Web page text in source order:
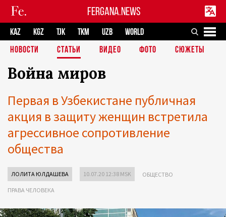
FERGANA.NEWS
KAZ KGZ TJK TKM UZB
WORLD
НОВОСТИ
СТАТЬИ ВИДЕО ФОТО СЮЖЕТЫ
Война миров
Первая в Узбекистане публичная
акция в защиту женщин встретила
агрессивное сопротивление
общества
ЛОЛИТА ЮЛДАШЕВА 10.07.20 12:38 MSK ОБЩЕСТВО
ПРАВА ЧЕЛОВЕКА